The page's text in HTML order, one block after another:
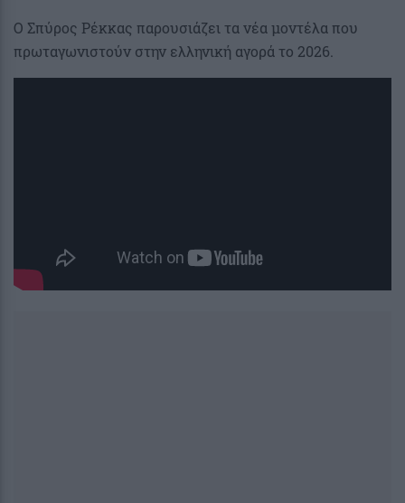
Ο Σπύρος Ρέκκας παρουσιάζει τα νέα μοντέλα που
πρωταγωνιστούν στην ελληνική αγορά το 2026.